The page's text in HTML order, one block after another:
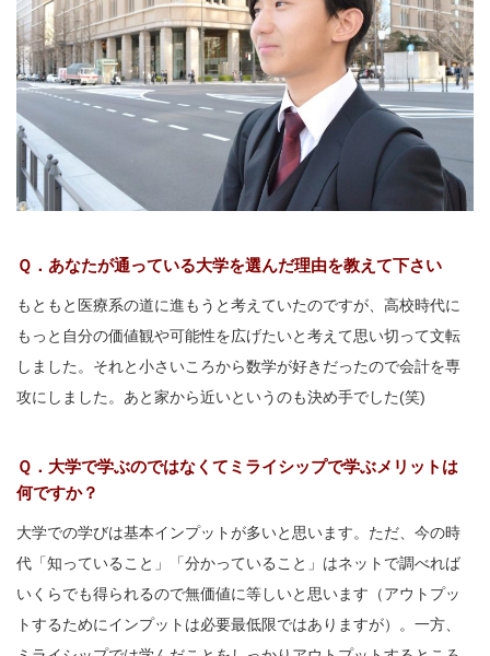
Ｑ．あなたが通っている大学を選んだ理由を教えて下さい
もともと医療系の道に進もうと考えていたのですが、高校時代に
もっと自分の価値観や可能性を広げたいと考えて思い切って文転
しました。それと小さいころから数学が好きだったので会計を専
攻にしました。あと家から近いというのも決め手でした(笑)
Ｑ．大学で学ぶのではなくてミライシップで学ぶメリットは
何ですか？
大学での学びは基本インプットが多いと思います。ただ、今の時
代「知っていること」「分かっていること」はネットで調べれば
いくらでも得られるので無価値に等しいと思います（アウトプッ
トするためにインプットは必要最低限ではありますが）。一方、